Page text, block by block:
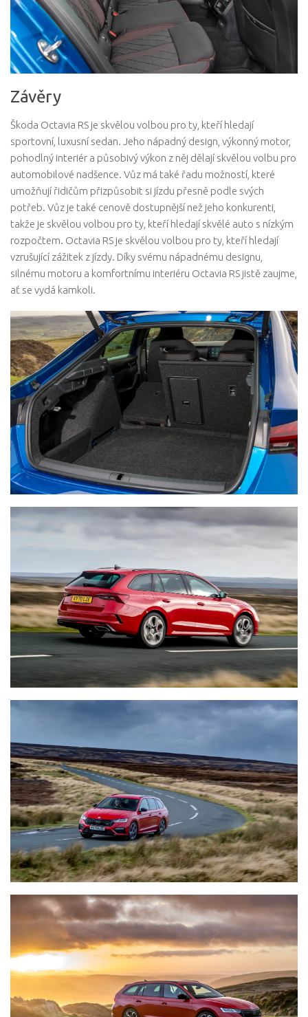
Závěry
Škoda Octavia RS je skvělou volbou pro ty, kteří hledají
sportovní, luxusní sedan. Jeho nápadný design, výkonný motor,
pohodlný interiér a působivý výkon z něj dělají skvělou volbu pro
automobilové nadšence. Vůz má také řadu možností, které
umožňují řidičům přizpůsobit si jízdu přesně podle svých
potřeb. Vůz je také cenově dostupnější než jeho konkurenti,
takže je skvělou volbou pro ty, kteří hledají skvělé auto s nízkým
rozpočtem. Octavia RS je skvělou volbou pro ty, kteří hledají
vzrušující zážitek z jízdy. Díky svému nápadnému designu,
silnému motoru a komfortnímu interiéru Octavia RS jistě zaujme,
ať se vydá kamkoli.